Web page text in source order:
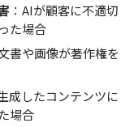
：AIが顧客に不適切
た場合
書や画像が著作権を
成したコンテンツに
場合